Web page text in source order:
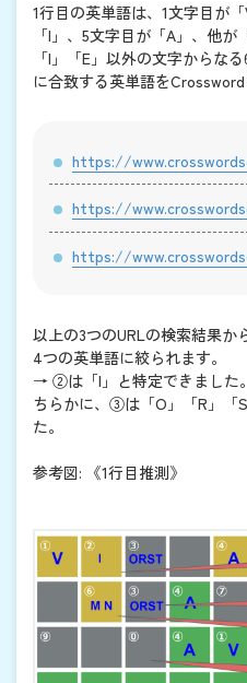
1行目の英単語は、1文字目が
「I」、5文字目が「A」、他が
「I」「E」以外の文字からな
に合致する英単語をCrossword
https://
https://
https://
以上の3つのURLの検索結果か
4つの英単語に絞られます。
→ ②は「I」と特定できました
ちらかに、③は「O」「R」「
た。
参考図: 《1行目推測》